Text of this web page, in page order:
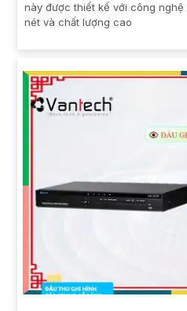
này được thiết kế với công nghệ
nét và chất lượng cao